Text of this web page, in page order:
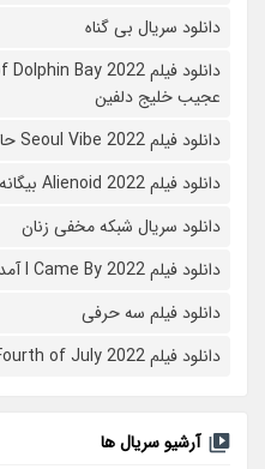
دانلود سریال بی گناه
عجیب خلیج دلفین
دانلود فیلم Seoul Vibe 2022 حال و هوای سئول
دانلود فیلم Alienoid 2022 بیگانه
دانلود سریال شبکه مخفی زنان
دانلود فیلم I Came By 2022 آمدم
دانلود فیلم سه حرفی
دانلود فیلم Fourth of July 2022 چهارم جولای
آرشیو سریال ها